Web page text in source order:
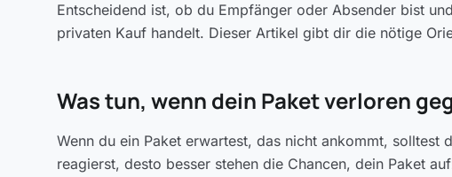
Entscheidend ist, ob du Empfänger oder Absender bist
privaten Kauf handelt. Dieser Artikel gibt dir die nötige
Was tun, wenn dein Paket verloren
Wenn du ein Paket erwartest, das nicht ankommt, solltest
reagierst, desto besser stehen die Chancen, dein Paket